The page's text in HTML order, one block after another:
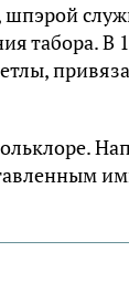
шпэрой
табора. В